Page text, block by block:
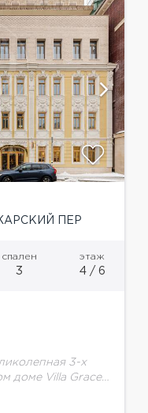
ПЕР
спален
3
этаж
4 / 6
3-х
доме Villa Grace,
с